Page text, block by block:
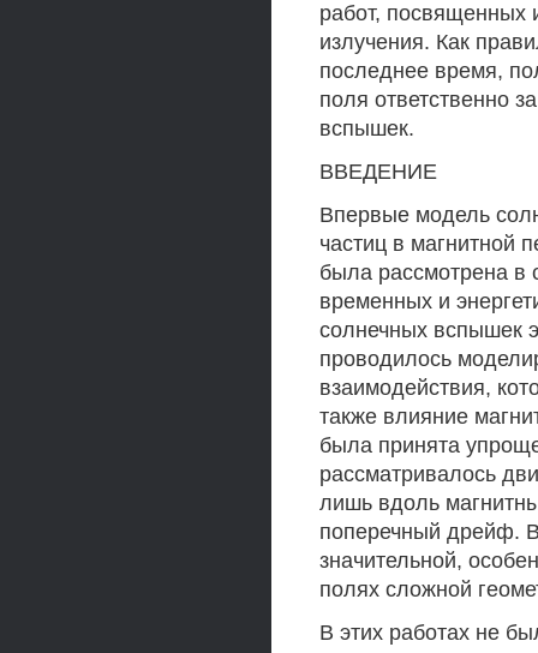
работ, посвященных
излучения. Как
последнее время,
поля ответственно
вспышек.
ВВЕДЕНИЕ
Впервые модель
частиц в магнитной
была рассмотрена в
временных и
солнечных вспышек
проводилось
взаимодействия,
также влияние
была принята
рассматривалось
лишь вдоль
поперечный дрейф.
значительной,
полях сложной
В этих работах не